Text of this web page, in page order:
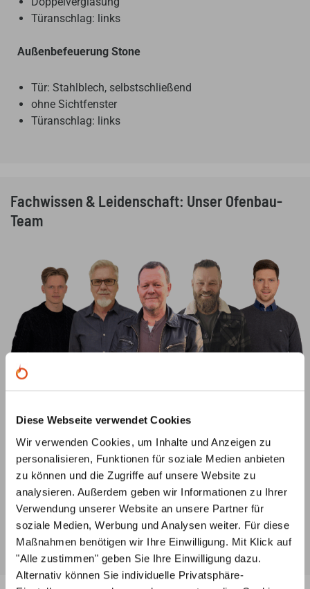
Diese Webseite verwendet Cookies
Wir verwenden Cookies, um Inhalte und Anzeigen zu
personalisieren, Funktionen für soziale Medien anbieten
zu können und die Zugriffe auf unsere Website zu
analysieren. Außerdem geben wir Informationen zu Ihrer
Verwendung unserer Website an unsere Partner für
soziale Medien, Werbung und Analysen weiter. Für diese
Maßnahmen benötigen wir Ihre Einwilligung. Mit Klick auf
"Alle zustimmen" geben Sie Ihre Einwilligung dazu.
Alternativ können Sie individuelle Privatsphäre-
Türanschlag: links
Außenbefeuerung Stone
Tür: Stahlblech, selbstschließend
ohne Sichtfenster
Türanschlag: links
Fachwissen & Leidenschaft: Unser Ofenbau-
Team
Fragen?
info@primus-ofenshop.com
Schreiben Sie uns eine Mail mit Ihrem Anliegen und
wir melden uns schnellstmöglich bei Ihnen.
0221 292 010 90
Gerne beraten wir Sie auch telefonisch:
Mo-Fr: 8:00 Uhr - 18.00 Uhr